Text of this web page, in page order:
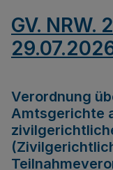
GV. NRW.
Verordnung
Amtsgerichte